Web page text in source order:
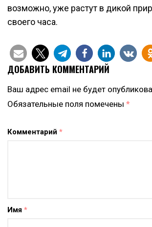
возможно, уже растут в дикой
своего часа.
ДОБАВИТЬ КОММЕНТАРИЙ
Ваш адрес email не будет
Обязательные поля помечены *
Комментарий *
Имя *